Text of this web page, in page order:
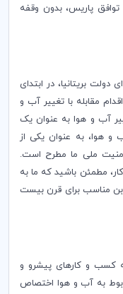
پاریس، بدون وقفه
بریتانیا، در ابتدای
مقابله با تغییر آب و
آب و هوا به عنوان یک
هوا، به عنوان یکی از
ملی ما مطرح است.
مطمئن باشید که ما به
مناسب برای قرن بیست
کسب و کارهای پیشرو و
به آب و هوا اختصاص